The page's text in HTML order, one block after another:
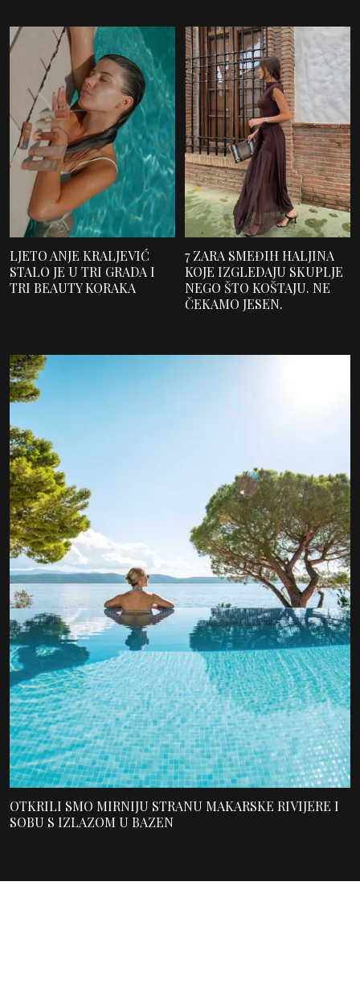
LJETO ANJE KRALJEVIĆ
STALO JE U TRI GRADA I
TRI BEAUTY KORAKA
7 ZARA SMEĐIH HALJINA
KOJE IZGLEDAJU SKUPLJE
NEGO ŠTO KOŠTAJU. NE
ČEKAMO JESEN.
OTKRILI SMO MIRNIJU STRANU MAKARSKE RIVIJERE I
SOBU S IZLAZOM U BAZEN